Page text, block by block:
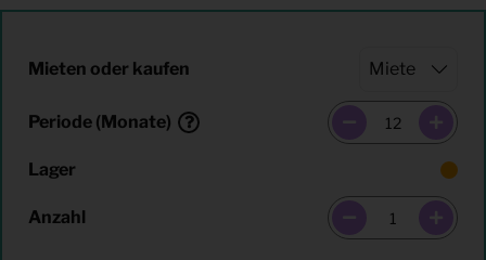
Mieten oder kaufen
Periode (Monate)
Lager
Anzahl